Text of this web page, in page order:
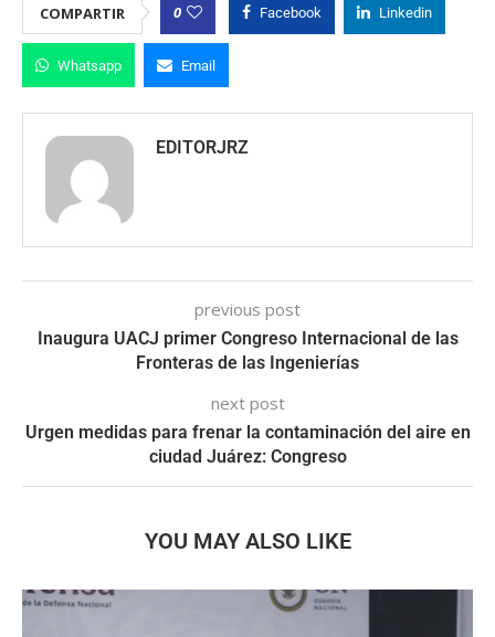
COMPARTIR 0 Facebook Linkedin
Whatsapp Email
EDITORJRZ
previous post
Inaugura UACJ primer Congreso Internacional de las
Fronteras de las Ingenierías
next post
Urgen medidas para frenar la contaminación del aire en
ciudad Juárez: Congreso
YOU MAY ALSO LIKE